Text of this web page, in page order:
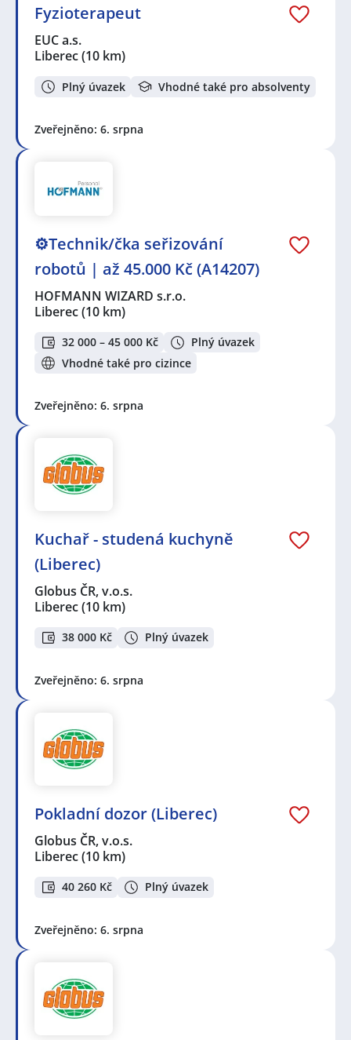
Fyzioterapeut
EUC a.s.
Liberec(10 km)
Plný úvazek Vhodné také pro absolventy
Zveřejněno: 6. srpna
⚙️Technik/čka seřizování
robotů | až 45.000 Kč (A14207)
HOFMANN WIZARD s.r.o.
Liberec(10 km)
32 000 – 45 000 Kč
Plný úvazek
Vhodné také pro cizince
Zveřejněno: 6. srpna
Kuchař - studená kuchyně
(Liberec)
Globus ČR, v.o.s.
Liberec(10 km)
38 000 Kč Plný úvazek
Zveřejněno: 6. srpna
Pokladní dozor (Liberec)
Globus ČR, v.o.s.
Liberec(10 km)
40 260 Kč Plný úvazek
Zveřejněno: 6. srpna